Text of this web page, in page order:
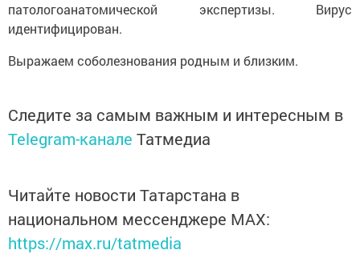
патологоанатомической экспертизы. Вирус
идентифицирован.
Выражаем соболезнования родным и близким.
Следите за самым важным и интересным в
Telegram-канале Татмедиа
Читайте новости Татарстана в
национальном мессенджере MАХ:
https://max.ru/tatmedia